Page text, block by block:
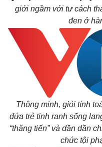
giới ngầm với tư cách
đen ở
Thông minh, giỏi tính
đứa trẻ tinh ranh sống
“thăng tiến” và dần dần
chức tội